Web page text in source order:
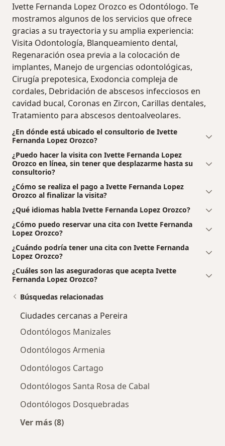
Ivette Fernanda Lopez Orozco es Odontólogo. Te
mostramos algunos de los servicios que ofrece
gracias a su trayectoria y su amplia experiencia:
Visita Odontología, Blanqueamiento dental,
Regenaración osea previa a la colocación de
implantes, Manejo de urgencias odontológicas,
Cirugía prepotesica, Exodoncia compleja de
cordales, Debridación de abscesos infecciosos en
cavidad bucal, Coronas en Zircon, Carillas dentales,
Tratamiento para abscesos dentoalveolares.
¿En dónde está ubicado el consultorio de Ivette
Fernanda Lopez Orozco?
¿Puedo hacer la visita con Ivette Fernanda Lopez
Orozco en línea, sin tener que desplazarme hasta su
consultorio?
¿Cómo se realiza el pago a Ivette Fernanda Lopez
Orozco al finalizar la visita?
¿Qué idiomas habla Ivette Fernanda Lopez Orozco?
¿Cómo puedo reservar una cita con Ivette Fernanda
Lopez Orozco?
¿Cuándo podría tener una cita con Ivette Fernanda
Lopez Orozco?
¿Cuáles son las aseguradoras que acepta Ivette
Fernanda Lopez Orozco?
Búsquedas relacionadas
Ciudades cercanas a Pereira
Odontólogos Manizales
Odontólogos Armenia
Odontólogos Cartago
Odontólogos Santa Rosa de Cabal
Odontólogos Dosquebradas
Ver más (8)